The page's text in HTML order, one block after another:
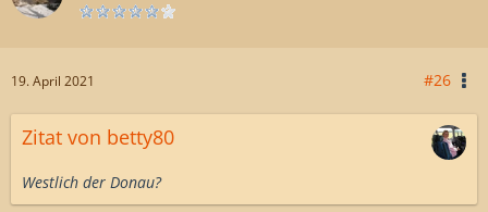
19. April 2021 #26
Zitat von betty80
Westlich der Donau?